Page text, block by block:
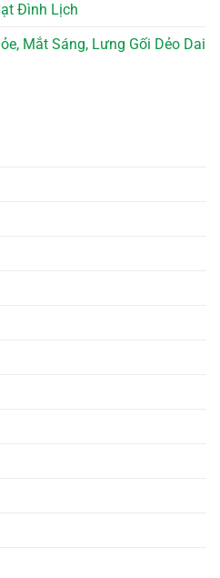
Đình Lịch
Mắt Sáng, Lưng Gối Dẻo Dai